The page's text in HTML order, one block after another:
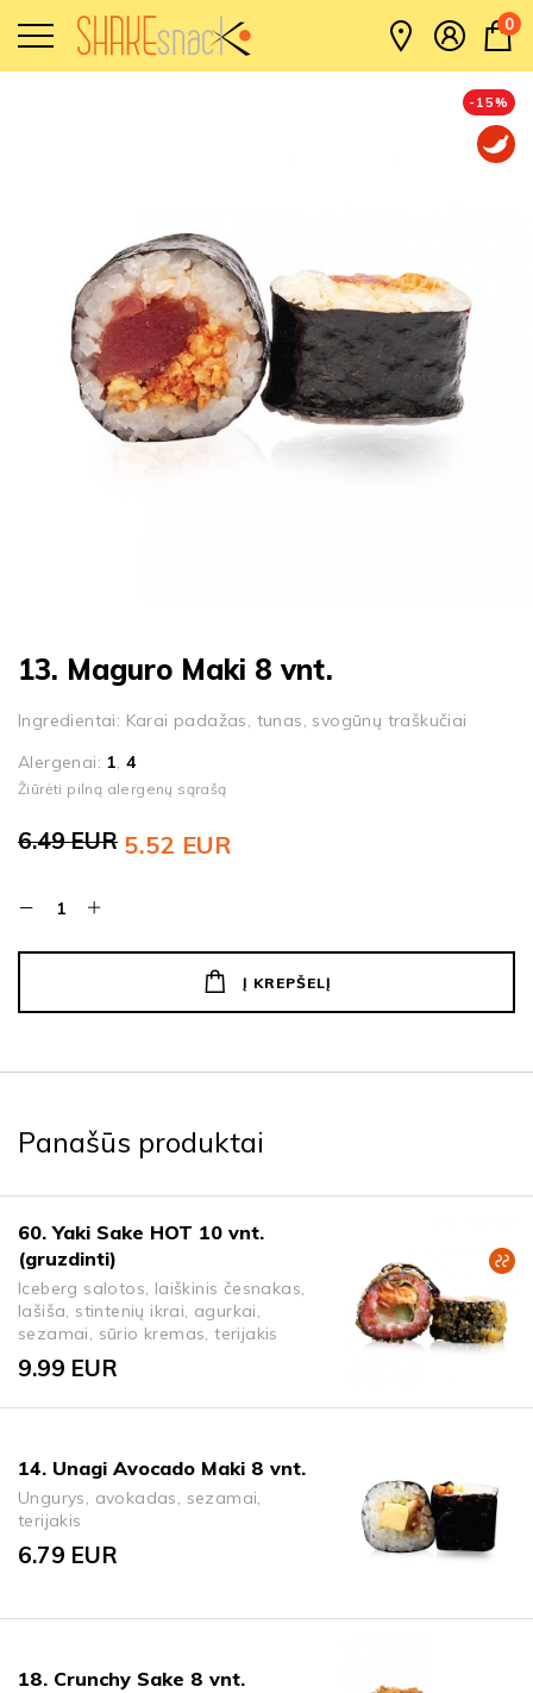
0
- 15%
13. Maguro Maki 8 vnt.
Ingredientai: Karai padažas, tunas, svogūnų traškučiai
Alergenai: 1, 4
Žiūrėti pilną alergenų sąrašą
6.49EUR
6.49 EUR.
5.52 EUR
5.52 EUR.
Į KREPŠELĮ
Panašūs produktai
60. Yaki Sake HOT 10 vnt.
(gruzdinti)
Iceberg salotos, laiškinis česnakas,
lašiša, stintenių ikrai, agurkai,
sezamai, sūrio kremas, terijakis
9.99 EUR
14. Unagi Avocado Maki 8 vnt.
Ungurys, avokadas, sezamai,
terijakis
6.79 EUR
18. Crunchy Sake 8 vnt.